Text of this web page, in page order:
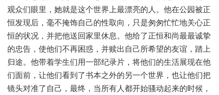
观众们眼里，她就是这个世界上最漂亮的人。他在公园被正
恒发现后，毫不掩饰自己的性取向，只是匆匆忙忙地关心正
恒的状况，并把他送回家里休息。他给了正恒和尚最最诚挚
的忠告，使他们不再困惑，并赎出自己所希望的友谊，踏上
归途。他带着学生们用一部纪录片，将他们的生活展现在他
们面前，让他们看到了书本之外的另一个世界，也让他们把
镜头对准了自己，最终，当所有人都开始骚动起来的时候，